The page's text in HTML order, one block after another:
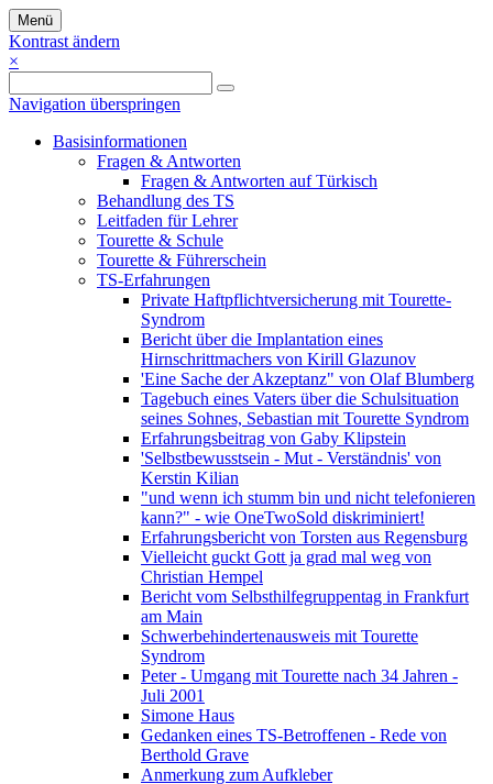
Menü
Kontrast ändern
×
Navigation überspringen
Basisinformationen
Fragen & Antworten
Fragen & Antworten auf Türkisch
Behandlung des TS
Leitfaden für Lehrer
Tourette & Schule
Tourette & Führerschein
TS-Erfahrungen
Private Haftpflichtversicherung mit Tourette-
Syndrom
Bericht über die Implantation eines
Hirnschrittmachers von Kirill Glazunov
'Eine Sache der Akzeptanz" von Olaf Blumberg
Tagebuch eines Vaters über die Schulsituation
seines Sohnes, Sebastian mit Tourette Syndrom
Erfahrungsbeitrag von Gaby Klipstein
'Selbstbewusstsein - Mut - Verständnis' von
Kerstin Kilian
"und wenn ich stumm bin und nicht telefonieren
kann?" - wie OneTwoSold diskriminiert!
Erfahrungsbericht von Torsten aus Regensburg
Vielleicht guckt Gott ja grad mal weg von
Christian Hempel
Bericht vom Selbsthilfegruppentag in Frankfurt
am Main
Schwerbehindertenausweis mit Tourette
Syndrom
Peter - Umgang mit Tourette nach 34 Jahren -
Juli 2001
Simone Haus
Gedanken eines TS-Betroffenen - Rede von
Berthold Grave
Anmerkung zum Aufkleber